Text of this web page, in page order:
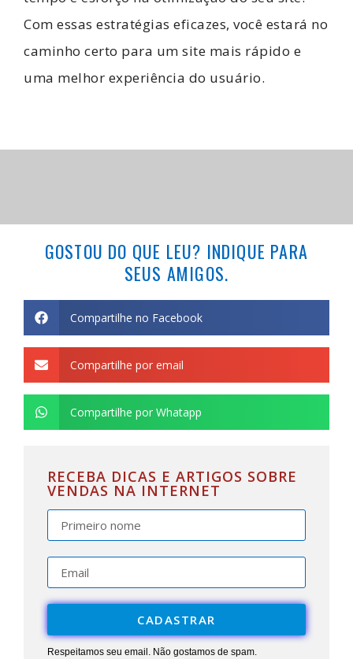
Com essas estratégias eficazes, você estará no
caminho certo para um site mais rápido e
uma melhor experiência do usuário.
GOSTOU DO QUE LEU? INDIQUE PARA
SEUS AMIGOS.
Compartilhe no Facebook
Compartilhe por email
Compartilhe por Whatapp
RECEBA DICAS E ARTIGOS SOBRE
VENDAS NA INTERNET
CADASTRAR
Respeitamos seu email. Não gostamos de spam.